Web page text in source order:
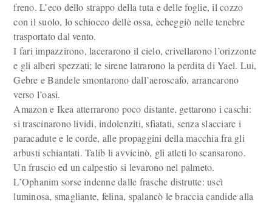
freno. L’eco dello strappo della tuta e delle foglie, il cozzo
con il suolo, lo schiocco delle ossa, echeggiò nelle tenebre
trasportato dal vento.
I fari impazzirono, lacerarono il cielo, crivellarono l’orizzonte
e gli alberi spezzati; le sirene latrarono la perdita di Yael. Lui,
Gebre e Bandele smontarono dall’aeroscafo, arrancarono
verso l’oasi.
Amazon e Ikea atterrarono poco distante, gettarono i caschi:
si trascinarono lividi, indolenziti, sfiatati, senza slacciare i
paracadute e le corde, alle propaggini della macchia fra gli
arbusti schiantati. Talib li avvicinò, gli atleti lo scansarono.
Un fruscio ed un calpestio si levarono nel palmeto.
L’Ophanim sorse indenne dalle frasche distrutte: uscì
luminosa, smagliante, felina, spalancò le braccia candide alla